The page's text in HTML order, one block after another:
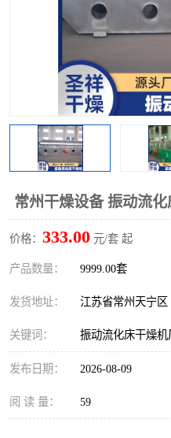
常州干燥设备 振动流
价格： 333.00 元/套 起
产品数量： 9999.00套
发货地址： 江苏省常州天宁区
关键词： 振动流化床干燥机
发布日期： 2026-08-09
阅 读 量： 59
热风循环烘箱
振动流化床干燥机